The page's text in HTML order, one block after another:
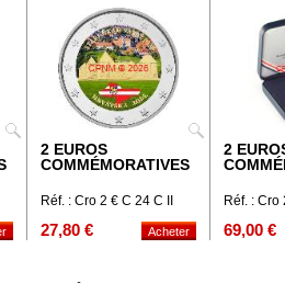
2 EUROS
COMMÉMORATIVES
Réf. : Cro 2 € C 24 C II
27,80 €
2
Réf. : Cro
69,00 €